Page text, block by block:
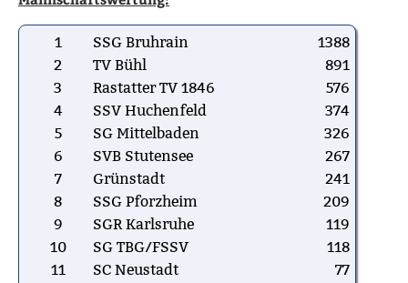
1 SSG Bruhrain
1388
2
TV Bühl
891
3
Rastatter TV 1846
576
4
SSV Huchenfeld
374
5
SG Mittelbaden
326
6
SVB Stutensee
267
7
Grünstadt
241
8
SSG Pforzheim
209
9
SGR Karlsruhe
119
10
SG TBG/FSSV
118
11
SC Neustadt
77